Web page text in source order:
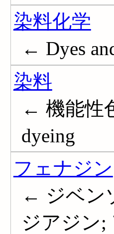
染料化学
← Dyes
染料
← 機能性
dyeing
フェナジン
← ジベン
ジアジン;